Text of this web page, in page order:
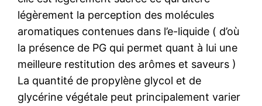
légèrement la perception des molécules
aromatiques contenues dans l’e-liquide ( d’où
la présence de PG qui permet quant à lui une
meilleure restitution des arômes et saveurs )
La quantité de propylène glycol et de
glycérine végétale peut principalement varier